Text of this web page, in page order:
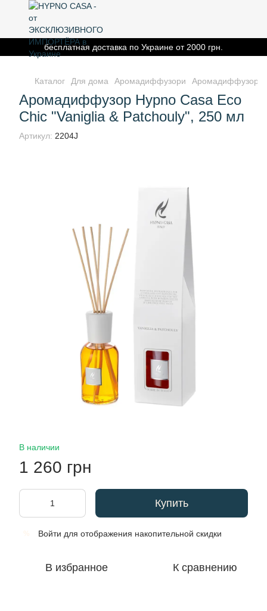
бесплатная доставка по Украине от 2000 грн.
Каталог Для дома Аромадиффузори Аромадиффузор
Аромадиффузор Hypno Casa Eco
Chic "Vaniglia & Patchouly", 250 мл
Артикул: 2204J
В наличии
1 260 грн
Купить
Войти для отображения накопительной скидки
В избранное К сравнению